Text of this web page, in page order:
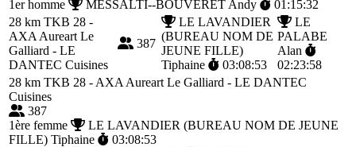
1er homme MESSALTI--BOUVERET Andy
01:15:32
28 km TKB 28 -
AXA Aureart Le
Galliard - LE
DANTEC Cuisines
387
LE LAVANDIER
(BUREAU NOM DE
JEUNE FILLE)
Tiphaine
03:08:53
LE
PALABE
Alan
02:23:58
28 km TKB 28 - AXA Aureart Le Galliard - LE DANTEC
Cuisines
387
1ère femme
LE LAVANDIER (BUREAU NOM DE JEUNE
FILLE) Tiphaine
03:08:53